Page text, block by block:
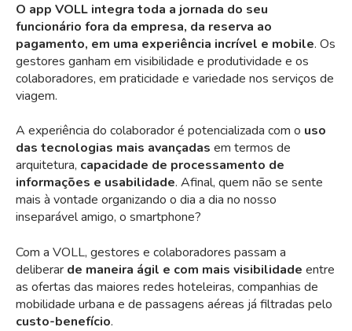
O app VOLL integra toda a jornada do seu
funcionário fora da empresa, da reserva ao
pagamento, em uma experiência incrível e mobile. Os
gestores ganham em visibilidade e produtividade e os
colaboradores, em praticidade e variedade nos serviços de
viagem.
A experiência do colaborador é potencializada com o uso
das tecnologias mais avançadas em termos de
arquitetura, capacidade de processamento de
informações e usabilidade. Afinal, quem não se sente
mais à vontade organizando o dia a dia no nosso
inseparável amigo, o smartphone?
Com a VOLL, gestores e colaboradores passam a
deliberar de maneira ágil e com mais visibilidade entre
as ofertas das maiores redes hoteleiras, companhias de
mobilidade urbana e de passagens aéreas já filtradas pelo
custo-benefício.